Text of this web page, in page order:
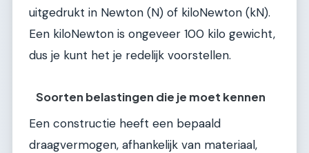
uitgedrukt in Newton (N) of kiloNewton (kN).
Een kiloNewton is ongeveer 100 kilo gewicht,
dus je kunt het je redelijk voorstellen.
Soorten belastingen die je moet kennen
Een constructie heeft een bepaald
draagvermogen, afhankelijk van materiaal,